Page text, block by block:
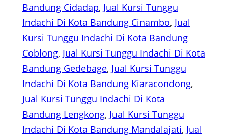
Bandung Cidadap, Jual Kursi Tunggu
Indachi Di Kota Bandung Cinambo, Jual
Kursi Tunggu Indachi Di Kota Bandung
Coblong, Jual Kursi Tunggu Indachi Di Kota
Bandung Gedebage, Jual Kursi Tunggu
Indachi Di Kota Bandung Kiaracondong
Jual Kursi Tunggu Indachi Di Kota
Bandung Lengkong, Jual Kursi Tunggu
Indachi Di Kota Bandung Mandalajati, Jual